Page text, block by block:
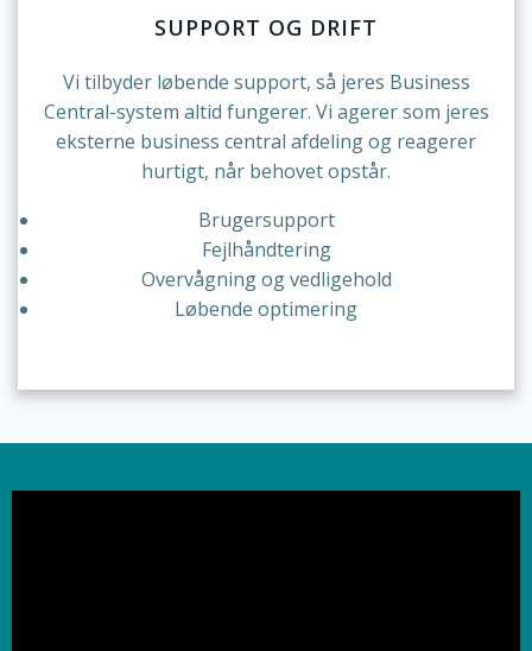
SUPPORT OG DRIFT
Vi tilbyder løbende support, så jeres Business
Central-system altid fungerer. Vi agerer som jeres
eksterne business central afdeling og reagerer
hurtigt, når behovet opstår.
Brugersupport
Fejlhåndtering
Overvågning og vedligehold
Løbende optimering